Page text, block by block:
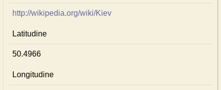
http://wikipedia.org/wiki/Kiev
Latitudine
50.4966
Longitudine